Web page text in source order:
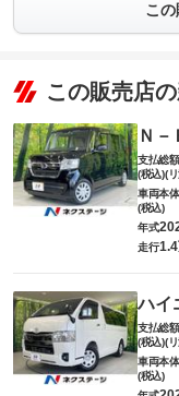
こ
この販売店
Ｎ－
支払総額
(税込)(
車両本
(税込)
年式
走行
ハイ
支払総額
(税込)(
車両本
(税込)